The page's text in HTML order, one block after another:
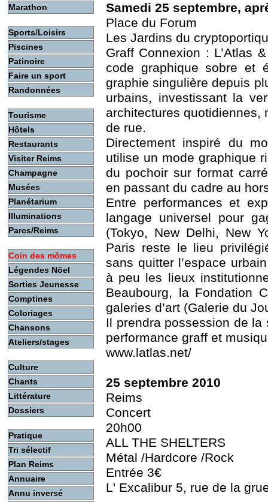
Marathon
Sports/Loisirs
Piscines
Patinoire
Faire un sport
Randonnées
Tourisme
Hôtels
Restaurants
Visiter Reims
Champagne
Musées
Planétarium
Illuminations
Parcs/Reims
Coin des mômes
Légendes Nöel
Sorties Jeunesse
Comptines
Coloriages
Chansons
Ateliers/stages
Culture
Chants
Littérature
Dossiers
Pratique
Tri sélectif
Plan Reims
Annuaire
Annu inversé
Samedi 25 septembre,
Place du Forum
Les Jardins du
Graff Connexion : L’Atlas
code graphique sobre et
graphie singulière depuis
urbains, investissant la
architectures quotidiennes,
de rue.
Directement inspiré du
utilise un mode graphique
du pochoir sur format
en passant du cadre au
Entre performances et
langage universel pour
(Tokyo, New Delhi, New
Paris reste le lieu
sans quitter l’espace
à peu les lieux
Beaubourg, la Fondation
galeries d’art (Galerie du
Il prendra possession de
performance graff et
www.latlas.net/
25 septembre 2010
Reims
Concert
20h00
ALL THE SHELTERS
Métal /Hardcore /Rock
Entrée 3€
L' Excalibur 5, rue de la